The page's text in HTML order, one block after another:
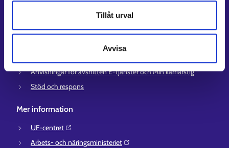
Tillåt urval
Avvisa
Kontaktuppgifter till sysselsättningsområden
Stöd för e-tjänster
Anvisningar för avsnitten E-tjänster och Min karriärstig
Stöd och respons
Mer information
UF-centret⁠
Arbets- och näringsministeriet⁠